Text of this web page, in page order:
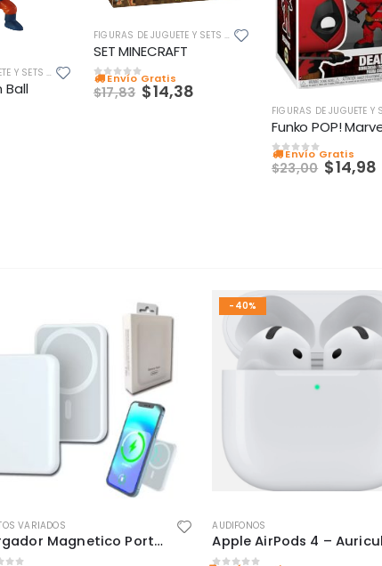
FIGURAS DE JUGUETE Y SETS DE JUEGOS
Ball
FIGURAS DE JUGUETE Y SETS DE JUEGOS
SET MINECRAFT
0out of 5
$17,83 $14,38
Envío Gratis
0out of 5
$23,00 $14,98
Envío Gratis
VARIADOS
Cargador Magnetico Portatil
-40%
AUDIFONOS